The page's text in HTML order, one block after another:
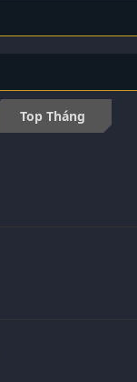
Top Tháng